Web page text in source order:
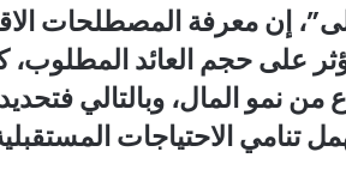
إن معرفة المصطلحات
على حجم العائد المطلوب،
نمو المال، وبالتالي فتحديد
تنامي الاحتياجات